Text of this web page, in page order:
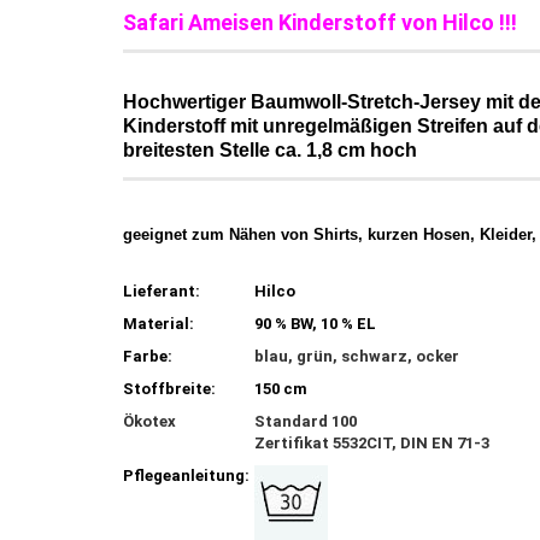
Safari Ameisen Kinderstoff von Hilco !!!
Hochwertiger Baumwoll-Stretch-Jersey mit
Kinderstoff mit unregelmäßigen Streifen auf
breitesten Stelle ca. 1,8 cm hoch
geeignet zum Nähen von Shirts, kurzen Hosen,
Lieferant:
Hilco
Material:
90 % BW, 10 % EL
Farbe:
blau, grün, schwarz, ocker
Stoffbreite:
150 cm
Ökotex
Standard 100
Zertifikat 5532CIT, DIN EN 71-3
Pflegeanleitung: